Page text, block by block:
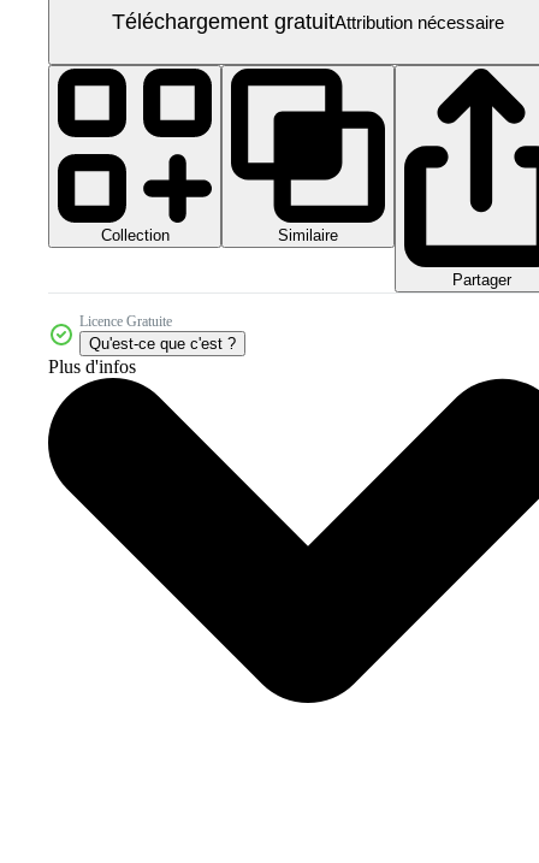
Téléchargement gratuitAttribution nécessaire
Collection Similaire
Partager
Licence Gratuite
Qu'est-ce que c'est ?
Plus d'infos